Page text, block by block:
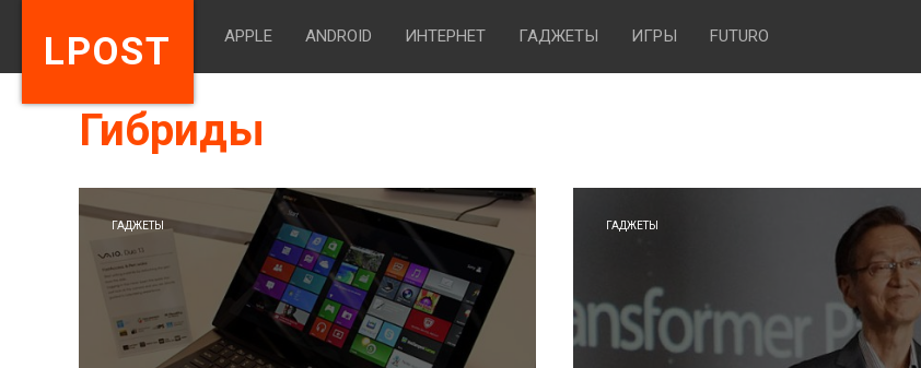
LPOST APPLE ANDROID ИНТЕРНЕТ ГАДЖЕТЫ ИГРЫ FUTURO
Гибриды
ГАДЖЕТЫ ГАДЖЕТЫ